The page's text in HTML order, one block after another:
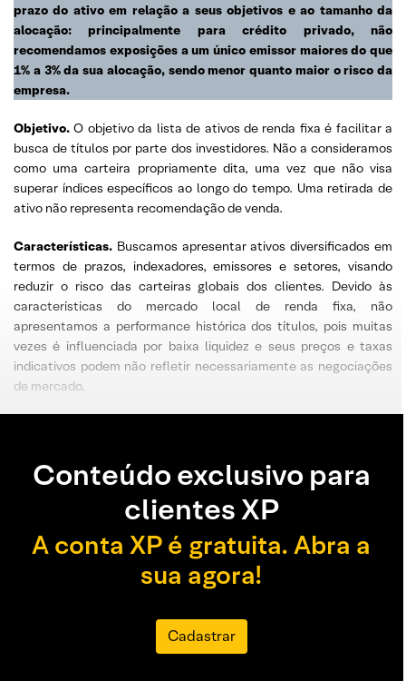
prazo do ativo em relação a seus objetivos e ao tamanho da
alocação: principalmente para crédito privado, não
recomendamos exposições a um único emissor maiores do que
1% a 3% da sua alocação, sendo menor quanto maior o risco da
empresa.
Objetivo.O objetivo da lista de ativos de renda fixa é facilitar a
busca de títulos por parte dos investidores. Não a consideramos
como uma carteira propriamente dita, uma vez que não visa
superar índices específicos ao longo do tempo. Uma retirada de
ativo não representa recomendação de venda.
Características. Buscamos apresentar ativos diversificados em
termos de prazos, indexadores, emissores e setores, visando
reduzir o risco das carteiras globais dos clientes. Devido às
características do mercado local de renda fixa, não
apresentamos a performance histórica dos títulos, pois muitas
vezes é influenciada por baixa liquidez e seus preços e taxas
indicativos podem não refletir necessariamente as negociações
de mercado.
Conteúdo exclusivo para
clientes XP
A conta XP é gratuita. Abra a
sua agora!
Cadastrar